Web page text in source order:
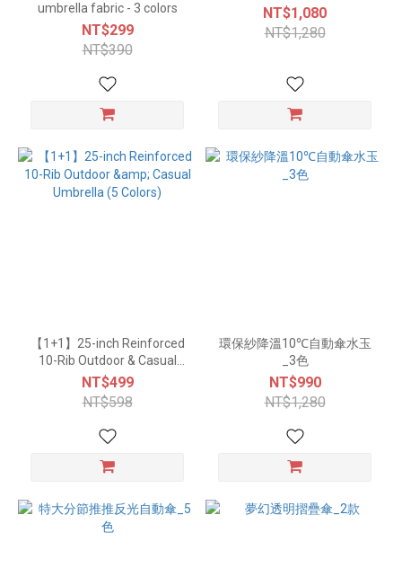
umbrella fabric - 3 colors
NT$299
NT$390
NT$1,080
NT$1,280
【1+1】25-inch Reinforced
10-Rib Outdoor & Casual
Umbrella (5 Colors)
NT$499
NT$598
環保紗降溫10℃自動傘水玉
_3色
NT$990
NT$1,280